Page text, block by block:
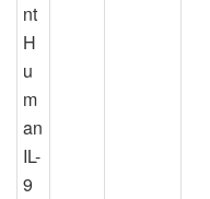
nt
H
u
m
an
IL-
9